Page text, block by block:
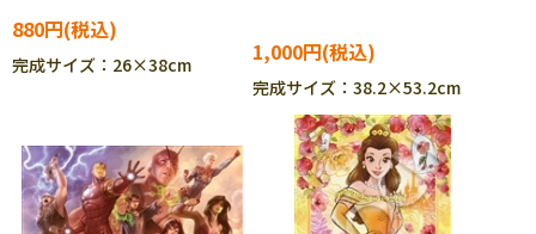
880円
完成サイズ：26×38cm 1,000円
完成サイズ：38.2×53.2cm